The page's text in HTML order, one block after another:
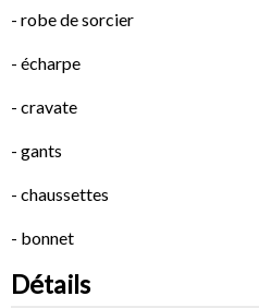
- robe de sorcier
- écharpe
- cravate
- gants
- chaussettes
- bonnet
Détails